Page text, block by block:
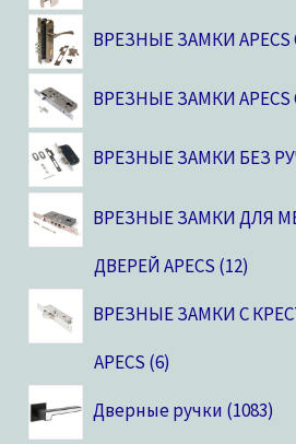
ВРЕЗНЫЕ ЗАМКИ APECS
ВРЕЗНЫЕ ЗАМКИ APECS
ВРЕЗНЫЕ ЗАМКИ БЕЗ
ВРЕЗНЫЕ ЗАМКИ ДЛЯ
ДВЕРЕЙ APECS 12
ВРЕЗНЫЕ ЗАМКИ С
APECS 6
Дверные ручки 1083